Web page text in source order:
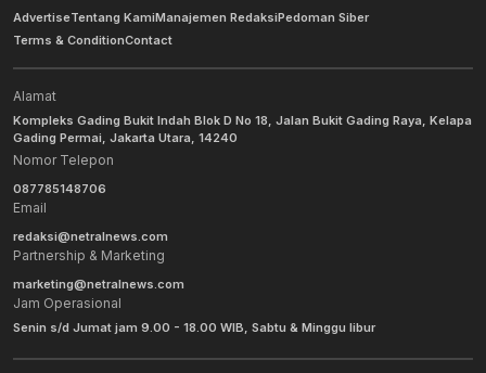
AdvertiseTentang KamiManajemen RedaksiPedoman Siber
Terms & ConditionContact
Alamat
Kompleks Gading Bukit Indah Blok D No 18, Jalan Bukit Gading Raya, Kelapa
Gading Permai, Jakarta Utara, 14240
Nomor Telepon
087785148706
Email
redaksi@netralnews.com
Partnership & Marketing
marketing@netralnews.com
Jam Operasional
Senin s/d Jumat jam 9.00 - 18.00 WIB, Sabtu & Minggu libur